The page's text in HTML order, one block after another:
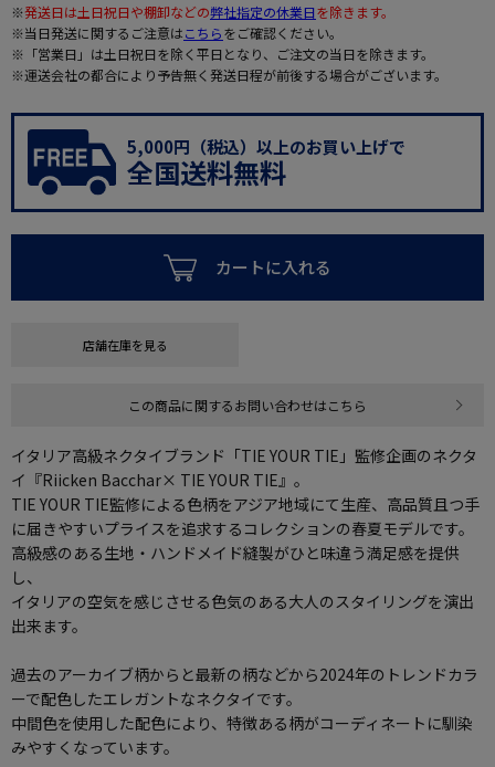
※発送日は土日祝日や棚卸などの弊社指定の休業日を除きます。
※当日発送に関するご注意はこちらをご確認ください。
※「営業日」は土日祝日を除く平日となり、ご注文の当日を除きます。
※運送会社の都合により予告無く発送日程が前後する場合がございます。
5,000円（税込）以上のお買い上げで
全国送料無料
カートに入れる
店舗在庫を見る
この商品に関するお問い合わせはこちら
イタリア高級ネクタイブランド「TIE YOUR TIE」監修企画のネクタ
イ『Riicken Bacchar× TIE YOUR TIE』。
TIE YOUR TIE監修による色柄をアジア地域にて生産、高品質且つ手
に届きやすいプライスを追求するコレクションの春夏モデルです。
高級感のある生地・ハンドメイド縫製がひと味違う満足感を提供
し、
イタリアの空気を感じさせる色気のある大人のスタイリングを演出
出来ます。
過去のアーカイブ柄からと最新の柄などから2024年のトレンドカラ
ーで配色したエレガントなネクタイです。
中間色を使用した配色により、特徴ある柄がコーディネートに馴染
みやすくなっています。